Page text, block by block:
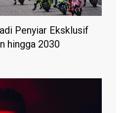
Penyiar Eksklusif
hingga 2030